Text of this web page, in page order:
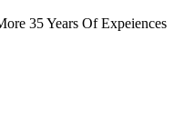
35 Years Of Expeiences